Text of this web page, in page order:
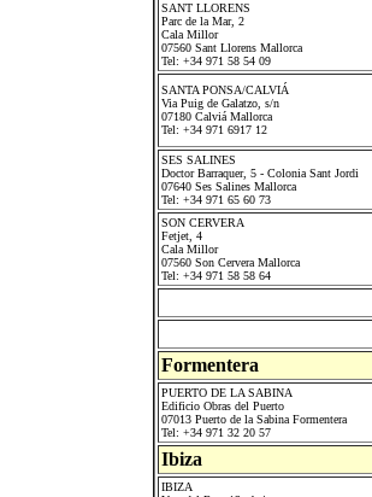
SANT LLORENS
Parc de la Mar, 2
Cala Millor
07560 Sant Llorens Mallorca
Tel: +34 971 58 54 09
SANTA PONSA/CALVIÁ
Via Puig de Galatzo, s/n
07180 Calviá Mallorca
Tel: +34 971 6917 12
SES SALINES
Doctor Barraquer, 5 - Colonia Sant Jordi
07640 Ses Salines Mallorca
Tel: +34 971 65 60 73
SON CERVERA
Fetjet, 4
Cala Millor
07560 Son Cervera Mallorca
Tel: +34 971 58 58 64
Formentera
PUERTO DE LA SABINA
Edificio Obras del Puerto
07013 Puerto de la Sabina Formentera
Tel: +34 971 32 20 57
Ibiza
IBIZA